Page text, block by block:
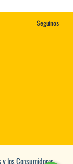
Seguinos
los Consumidores.